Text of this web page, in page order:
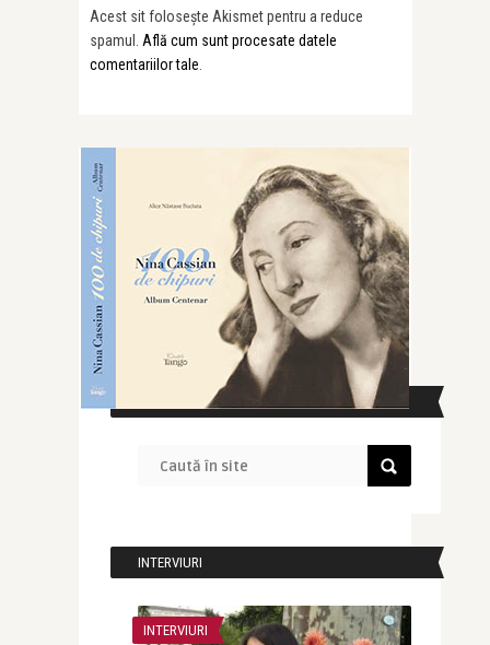
Acest sit folosește Akismet pentru a reduce
spamul. Află cum sunt procesate datele
comentariilor tale
CAUTĂ ÎN SITE
INTERVIURI
INTERVIURI